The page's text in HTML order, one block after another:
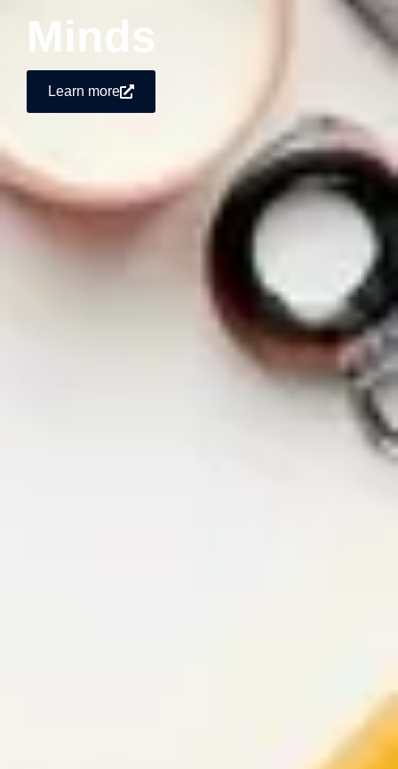
Minds
Learn more